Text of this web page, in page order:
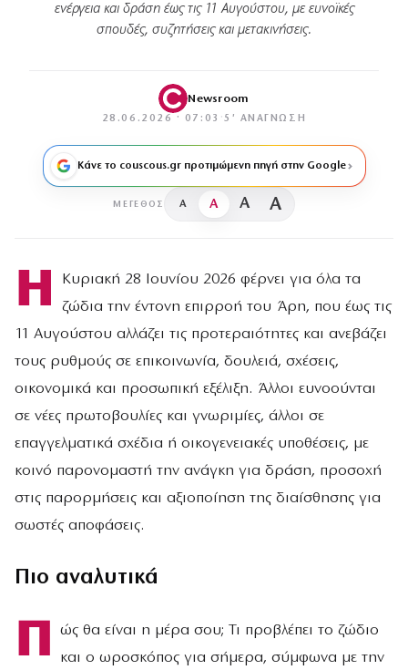
ενέργεια και δράση έως τις 11 Αυγούστου, με ευνοϊκές
σπουδές, συζητήσεις και μετακινήσεις.
Newsroom
28.06.2026 · 07:03 ·5′ ΑΝΆΓΝΩΣΗ
Κάνε το couscous.gr προτιμώμενη πηγή στην Google
ΜΈΓΕΘΟΣ A A A A
Η
Κυριακή 28 Ιουνίου 2026 φέρνει για όλα τα
ζώδια την έντονη επιρροή του Άρη, που έως τις
11 Αυγούστου αλλάζει τις προτεραιότητες και ανεβάζει
τους ρυθμούς σε επικοινωνία, δουλειά, σχέσεις,
οικονομικά και προσωπική εξέλιξη. Άλλοι ευνοούνται
σε νέες πρωτοβουλίες και γνωριμίες, άλλοι σε
επαγγελματικά σχέδια ή οικογενειακές υποθέσεις, με
κοινό παρονομαστή την ανάγκη για δράση, προσοχή
στις παρορμήσεις και αξιοποίηση της διαίσθησης για
σωστές αποφάσεις.
Πιο αναλυτικά
Π
ώς θα είναι η μέρα σου; Τι προβλέπει το ζώδιο
και ο ωροσκόπος για σήμερα, σύμφωνα με την